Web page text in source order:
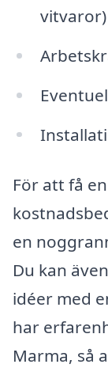
vitvaror)
För att få
en
Du kan
idéer med
har
Marma, så